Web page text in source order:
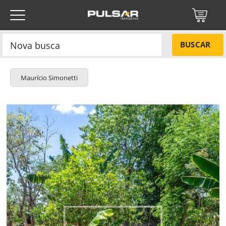
BUSCAR
Maurício Simonetti
Título do projeto
Códigos
ENVIAR
Protegido por reCAPTCHA —Privacidade·Termos
NÃO
SIM
Título do projeto
Tamanho PR$ 57,00
Tamanho MR$ 114,00
Tamanho GR$ 171,00